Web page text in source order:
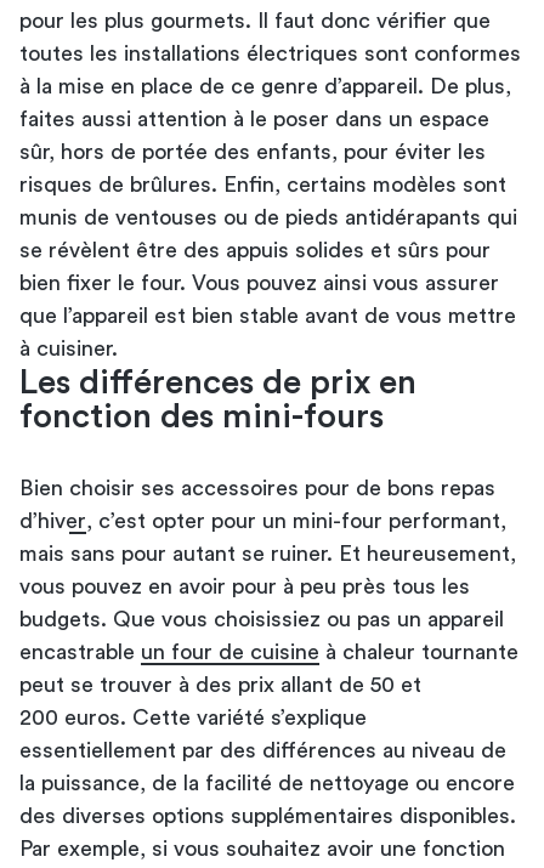
pour les plus gourmets. Il faut donc vérifier que
toutes les installations électriques sont conformes
à la mise en place de ce genre d’appareil. De plus,
faites aussi attention à le poser dans un espace
sûr, hors de portée des enfants, pour éviter les
risques de brûlures. Enfin, certains modèles sont
munis de ventouses ou de pieds antidérapants qui
se révèlent être des appuis solides et sûrs pour
bien fixer le four. Vous pouvez ainsi vous assurer
que l’appareil est bien stable avant de vous mettre
à cuisiner.
Les différences de prix en
fonction des mini-fours
Bien choisir ses accessoires pour de bons repas
d’hiver , c’est opter pour un mini-four performant,
mais sans pour autant se ruiner. Et heureusement,
vous pouvez en avoir pour à peu près tous les
budgets. Que vous choisissiez ou pas un appareil
encastrable un four de cuisine à chaleur tournante
peut se trouver à des prix allant de 50 et
200 euros. Cette variété s’explique
essentiellement par des différences au niveau de
la puissance, de la facilité de nettoyage ou encore
des diverses options supplémentaires disponibles.
Par exemple, si vous souhaitez avoir une fonction